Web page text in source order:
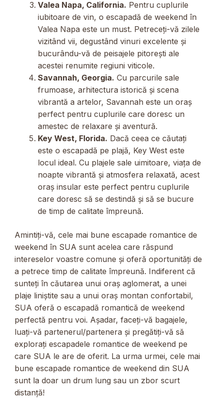
Valea Napa, California. Pentru cuplurile
iubitoare de vin, o escapadă de weekend în
Valea Napa este un must. Petreceți-vă zilele
vizitând vii, degustând vinuri excelente și
bucurându-vă de peisajele pitorești ale
acestei renumite regiuni viticole.
Savannah, Georgia. Cu parcurile sale
frumoase, arhitectura istorică și scena
vibrantă a artelor, Savannah este un oraș
perfect pentru cuplurile care doresc un
amestec de relaxare și aventură.
Key West, Florida. Dacă ceea ce căutați
este o escapadă pe plajă, Key West este
locul ideal. Cu plajele sale uimitoare, viața de
noapte vibrantă și atmosfera relaxată, acest
oraș insular este perfect pentru cuplurile
care doresc să se destindă și să se bucure
de timp de calitate împreună.
Amintiți-vă, cele mai bune escapade romantice de
weekend în SUA sunt acelea care răspund
intereselor voastre comune și oferă oportunități de
a petrece timp de calitate împreună. Indiferent că
sunteți în căutarea unui oraș aglomerat, a unei
plaje liniștite sau a unui oraș montan confortabil,
SUA oferă o escapadă romantică de weekend
perfectă pentru voi. Așadar, faceți-vă bagajele,
luați-vă partenerul/partenera și pregătiți-vă să
explorați escapadele romantice de weekend pe
care SUA le are de oferit. La urma urmei, cele mai
bune escapade romantice de weekend din SUA
sunt la doar un drum lung sau un zbor scurt
distanță!